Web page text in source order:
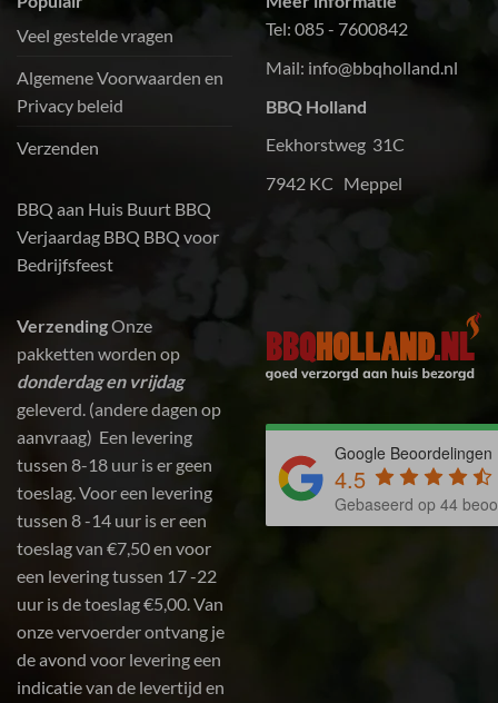
Veel gestelde vragen
Algemene Voorwaarden en
Privacy beleid
Verzenden
BBQ aan Huis Buurt BBQ
Verjaardag BBQ BBQ voor
Bedrijfsfeest
Tel: 085 - 7600842
Mail: info@bbqholland.nl
BBQ Holland
Eekhorstweg 31C
7942 KC Meppel
VerzendingOnze
pakketten worden op
donderdag en vrijdag
geleverd. (andere dagen op
aanvraag) Een levering
tussen 8-18 uur is er geen
toeslag. Voor een levering
tussen 8 -14 uur is er een
toeslag van €7,50 en voor
een levering tussen 17 -22
uur is de toeslag €5,00. Van
onze vervoerder ontvang je
de avond voor levering een
indicatie van de levertijd en
Google Beoordelingen
4.5
Gebaseerd op 44